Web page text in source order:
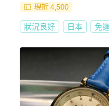
現折 4,500
狀況良好 日本 免運